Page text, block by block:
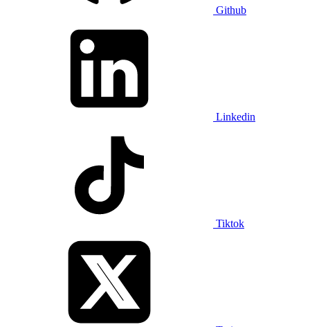
Github
Linkedin
Tiktok